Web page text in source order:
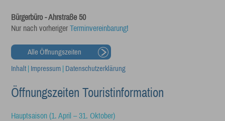
Bürgerbüro - Ahrstraße 50
Nur nach vorherigerTerminvereinbarung!
Alle Öffnungszeiten
Inhalt Impressum Datenschutzerklärung
Öffnungszeiten Touristinformation
Hauptsaison (1. April – 31. Oktober)